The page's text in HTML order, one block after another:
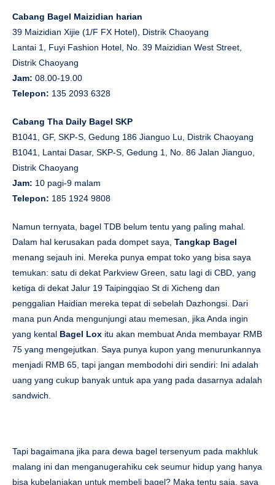
Cabang Bagel Maizidian harian
39 Maizidian Xijie (1/F FX Hotel), Distrik Chaoyang
Lantai 1, Fuyi Fashion Hotel, No. 39 Maizidian West Street,
Distrik Chaoyang
Jam: 08.00-19.00
Telepon: 135 2093 6328
Cabang Tha Daily Bagel SKP
B1041, GF, SKP-S, Gedung 186 Jianguo Lu, Distrik Chaoyang
B1041, Lantai Dasar, SKP-S, Gedung 1, No. 86 Jalan Jianguo,
Distrik Chaoyang
Jam: 10 pagi-9 malam
Telepon: 185 1924 9808
Namun ternyata, bagel TDB belum tentu yang paling mahal.
Dalam hal kerusakan pada dompet saya, Tangkap Bagel
menang sejauh ini. Mereka punya empat toko yang bisa saya
temukan: satu di dekat Parkview Green, satu lagi di CBD, yang
ketiga di dekat Jalur 19 Taipingqiao St di Xicheng dan
penggalian Haidian mereka tepat di sebelah Dazhongsi. Dari
mana pun Anda mengunjungi atau memesan, jika Anda ingin
yang kental Bagel Lox itu akan membuat Anda membayar RMB
75 yang mengejutkan. Saya punya kupon yang menurunkannya
menjadi RMB 65, tapi jangan membodohi diri sendiri: Ini adalah
uang yang cukup banyak untuk apa yang pada dasarnya adalah
sandwich.
Tapi bagaimana jika para dewa bagel tersenyum pada makhluk
malang ini dan menganugerahiku cek seumur hidup yang hanya
bisa kubelanjakan untuk membeli bagel? Maka tentu saja, saya